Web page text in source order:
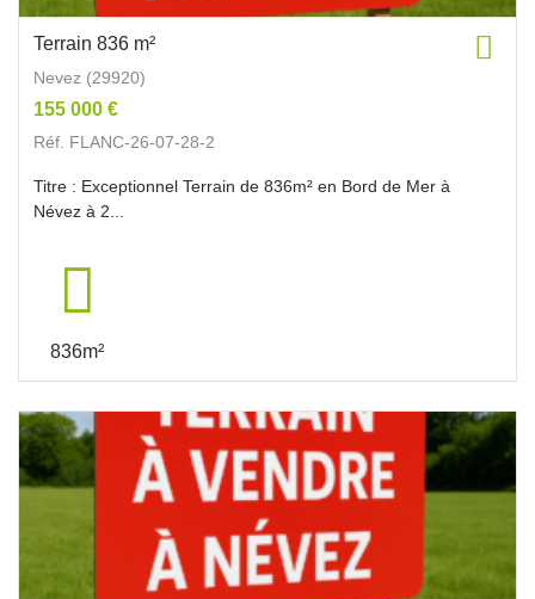
Terrain 836 m²
Nevez (29920)
155 000 €
Réf. FLANC-26-07-28-2
Titre : Exceptionnel Terrain de 836m² en Bord de Mer à
Névez à 2...
836m²